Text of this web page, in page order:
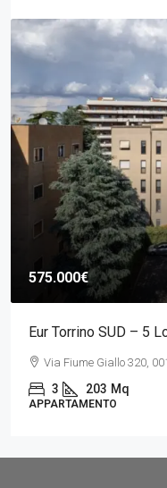
575.000€
Eur Torrino SUD – 5
Via Fiume Giallo 320,
3 203 Mq
APPARTAMENTO